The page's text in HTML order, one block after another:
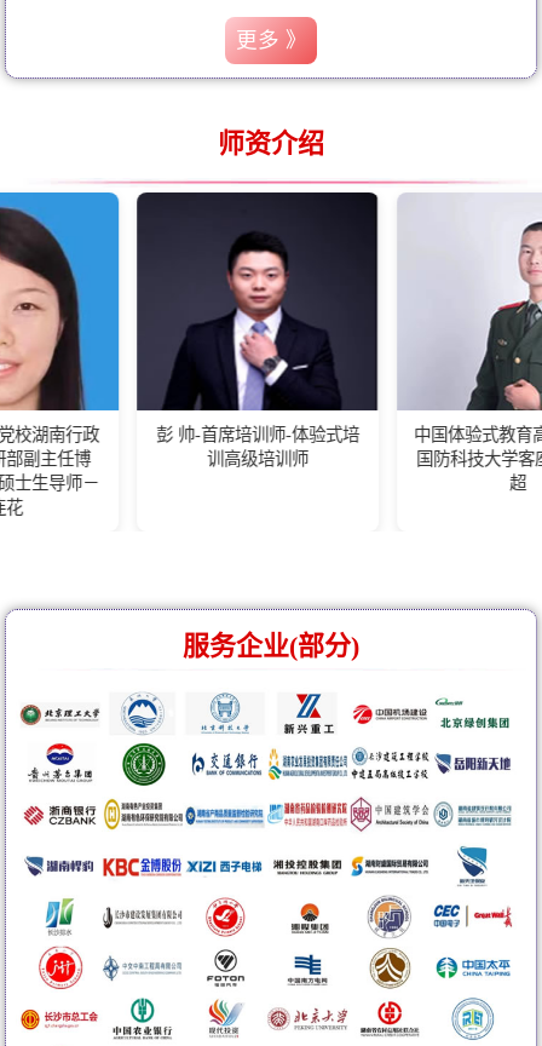
更多 》
师资介绍
彭 帅-首席培训师-体验式培
训高级培训师
中国体验式教育高级培训师-
国防科技大学客座教练王佰
服务企业(部分)